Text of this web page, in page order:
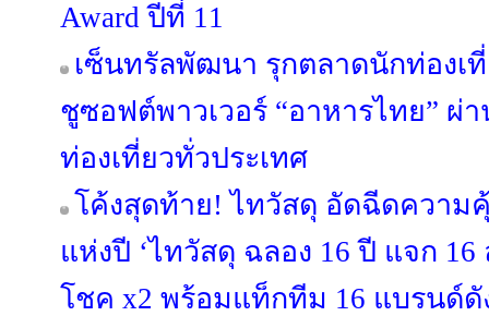
Award ปีที่ 11
เซ็นทรัลพัฒนา รุกตลาดนักท่องเ
ชูซอฟต์พาวเวอร์ “อาหารไทย” ผ่า
ท่องเที่ยวทั่วประเทศ
โค้งสุดท้าย! ไทวัสดุ อัดฉีดควา
แห่งปี ‘ไทวัสดุ ฉลอง 16 ปี แจก
โชค x2 พร้อมแท็กทีม 16 แบรนด์